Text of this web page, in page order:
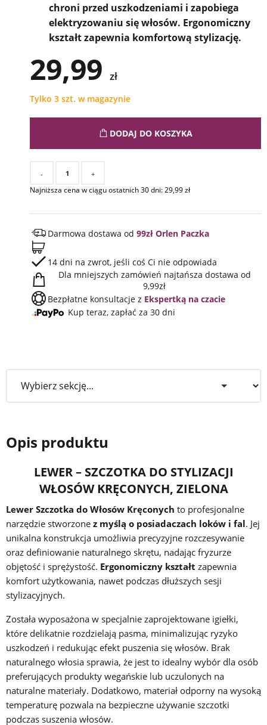
chroni przed uszkodzeniami i zapobiega
elektryzowaniu się włosów. Ergonomiczny
kształt zapewnia komfortową stylizację.
29,99 zł
Tylko 3 szt. w magazynie
DODAJ DO KOSZYKA
- +
Najniższa cena w ciągu ostatnich 30 dni:29,99zł
Darmowa dostawa od 99zł Orlen Paczka
14 dni na zwrot, jeśli coś Ci nie odpowiada
Dla mniejszych zamówień najtańsza dostawa od
9,99zł
Bezpłatne konsultacje z Ekspertką na czacie
Kup teraz, zapłać za 30 dni
Opis produktu
LEWER – SZCZOTKA DO STYLIZACJI
WŁOSÓW KRĘCONYCH, ZIELONA
Lewer Szczotka do Włosów Kręconych to profesjonalne
narzędzie stworzone z myślą o posiadaczach loków i fal. Jej
unikalna konstrukcja umożliwia precyzyjne rozczesywanie
oraz definiowanie naturalnego skrętu, nadając fryzurze
objętość i sprężystość. Ergonomiczny kształt zapewnia
komfort użytkowania, nawet podczas dłuższych sesji
stylizacyjnych.
Została wyposażona w specjalnie zaprojektowane igiełki,
które delikatnie rozdzielają pasma, minimalizując ryzyko
uszkodzeń i redukując efekt puszenia się włosów. Brak
naturalnego włosia sprawia, że jest to idealny wybór dla osób
preferujących produkty wegańskie lub uczulonych na
naturalne materiały. Dodatkowo, materiał odporny na wysoką
temperaturę pozwala na bezpieczne używanie szczotki
podczas suszenia włosów.